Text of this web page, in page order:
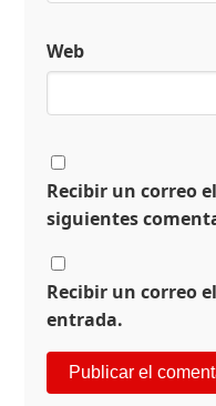
Web
Recibir un correo
siguientes
Recibir un correo
entrada.